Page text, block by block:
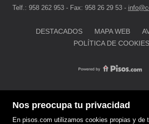
Nos preocupa tu privacidad
En pisos.com utilizamos cookies propias y de
Telf.: 958 262 953 - Fax: 958 26 29 53 -
DESTACADOS MAPA WEB
POLÍTICA DE COOKIES